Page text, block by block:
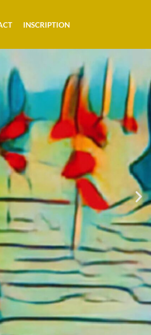
INSCRIPTION